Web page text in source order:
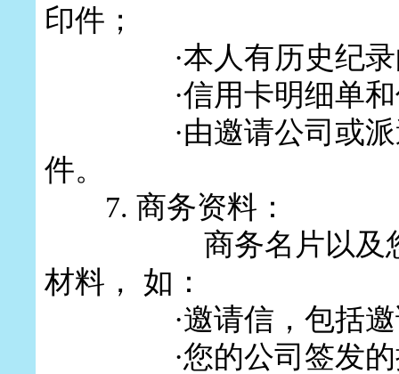
印件；
·本人有历史纪
·信用卡明细单
·由邀请公司或
件。
7. 商务资料：
商务名片以及您打
材料， 如：
·邀请信，包括
·您的公司签发